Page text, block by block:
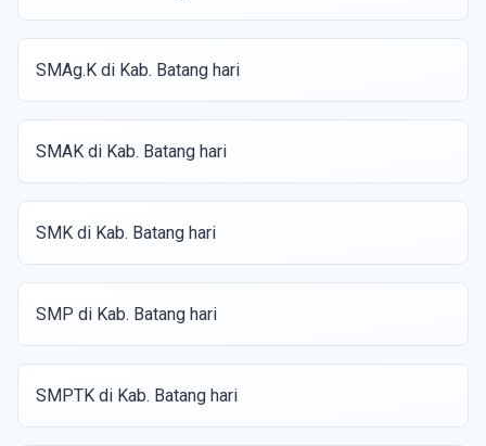
SMAg.K di Kab. Batang hari
SMAK di Kab. Batang hari
SMK di Kab. Batang hari
SMP di Kab. Batang hari
SMPTK di Kab. Batang hari